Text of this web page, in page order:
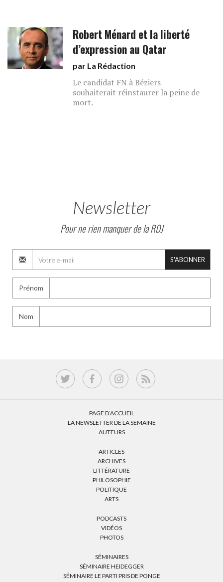
Robert Ménard et la liberté
d’expression au Qatar
par La Rédaction
Le candidat FN à Béziers
souhaiterait réinstaurer la peine de
mort.
Newsletter
Pour ne rien manquer de la RDJ
S'ABONNER
Prénom
Nom
PAGE D’ACCUEIL
LA NEWSLETTER DE LA SEMAINE
AUTEURS
ARTICLES
ARCHIVES
LITTÉRATURE
PHILOSOPHIE
POLITIQUE
ARTS
PODCASTS
VIDÉOS
PHOTOS
SÉMINAIRES
SÉMINAIRE HEIDEGGER
SÉMINAIRE LE PARTI PRIS DE PONGE